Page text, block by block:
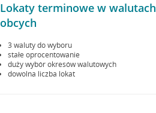
Lokaty terminowe w walutach
obcych
3 waluty do wyboru
stałe oprocentowanie
duży wybór okresów walutowych
dowolna liczba lokat